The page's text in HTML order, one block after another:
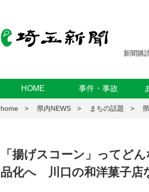
新聞購
HOME 事件・事故
home 県内NEWS まちの話題
「揚げスコーン」ってど
品化へ 川口の和洋菓子店